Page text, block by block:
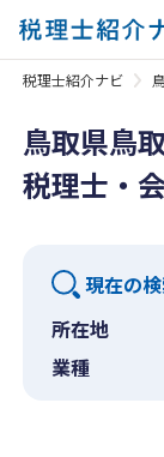
税理士紹介ナビ
鳥取県鳥
税理士・
現在の
所在地
業種